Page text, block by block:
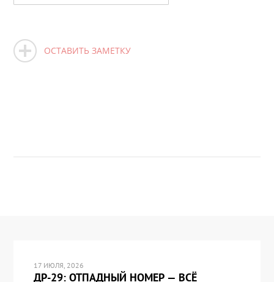
ОСТАВИТЬ ЗАМЕТКУ
17 ИЮЛЯ, 2026
ДР-29: ОТПАДНЫЙ НОМЕР — ВСЁ